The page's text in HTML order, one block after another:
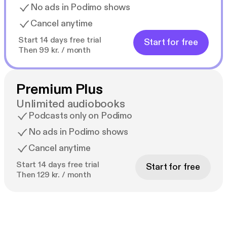
No ads in Podimo shows
Cancel anytime
Start 14 days free trial
Then 99 kr. / month
Start for free
Premium Plus
Unlimited audiobooks
Podcasts only on Podimo
No ads in Podimo shows
Cancel anytime
Start 14 days free trial
Then 129 kr. / month
Start for free